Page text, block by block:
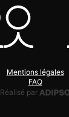
Mentions légales
FAQ
Réalisé par